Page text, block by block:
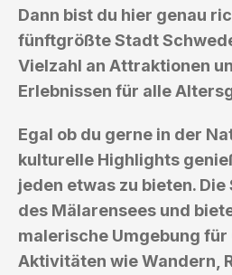
Dann bist du hier genau
fünftgrößte Stadt
Vielzahl an Attraktionen
Erlebnissen für alle
Egal ob du gerne in der
kulturelle Highlights
jeden etwas zu bieten.
des Mälarensees und
malerische Umgebung für
Aktivitäten wie Wandern,